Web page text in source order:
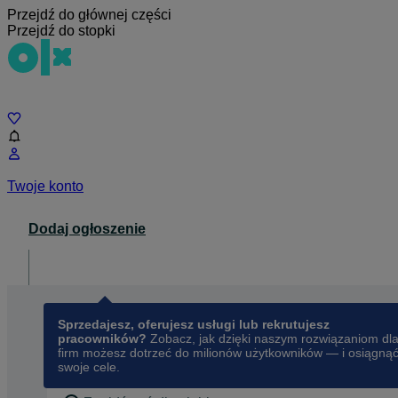
Przejdź do głównej części
Przejdź do stopki
Twoje konto
Dodaj ogłoszenie
Sprzedajesz, oferujesz usługi lub rekrutujesz
pracowników? Zobacz, jak dzięki naszym rozwiązaniom dla
firm możesz dotrzeć do milionów użytkowników — i osiągnąć
swoje cele.